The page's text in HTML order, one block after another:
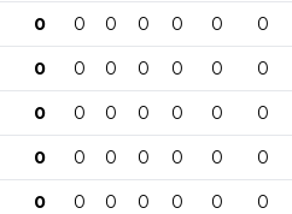
0 0 0 0 0 0 0
0 0 0 0 0 0 0
0 0 0 0 0 0 0
0 0 0 0 0 0 0
0 0 0 0 0 0 0